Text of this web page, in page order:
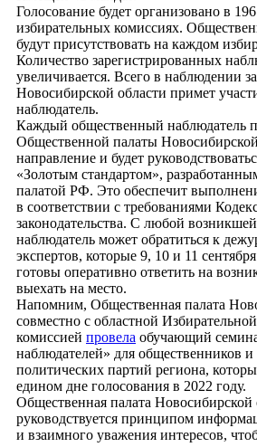
Голосование будет организовано в
избирательных комиссиях.
будут присутствовать на каждом
Количество зарегистрированных
увеличивается. Всего в наблюдении
Новосибирской области примет
наблюдатель.
Каждый общественный наблюдатель
Общественной палаты
направление и будет
«Золотым стандартом»,
палатой РФ. Это обеспечит
в соответствии с требованиями
законодательства. С любой
наблюдатель может обратиться к
экспертов, которые 9, 10 и 11
готовы оперативно ответить на
выехать на место.
Напомним, Общественная палата
совместно с областной Избирательной
комиссией провела обучающий
наблюдателей» для общественников и
политических партий региона,
едином дне голосования в 2022 году.
Общественная палата Новосибирской
руководствуется принципом
и взаимного уважения интересов,